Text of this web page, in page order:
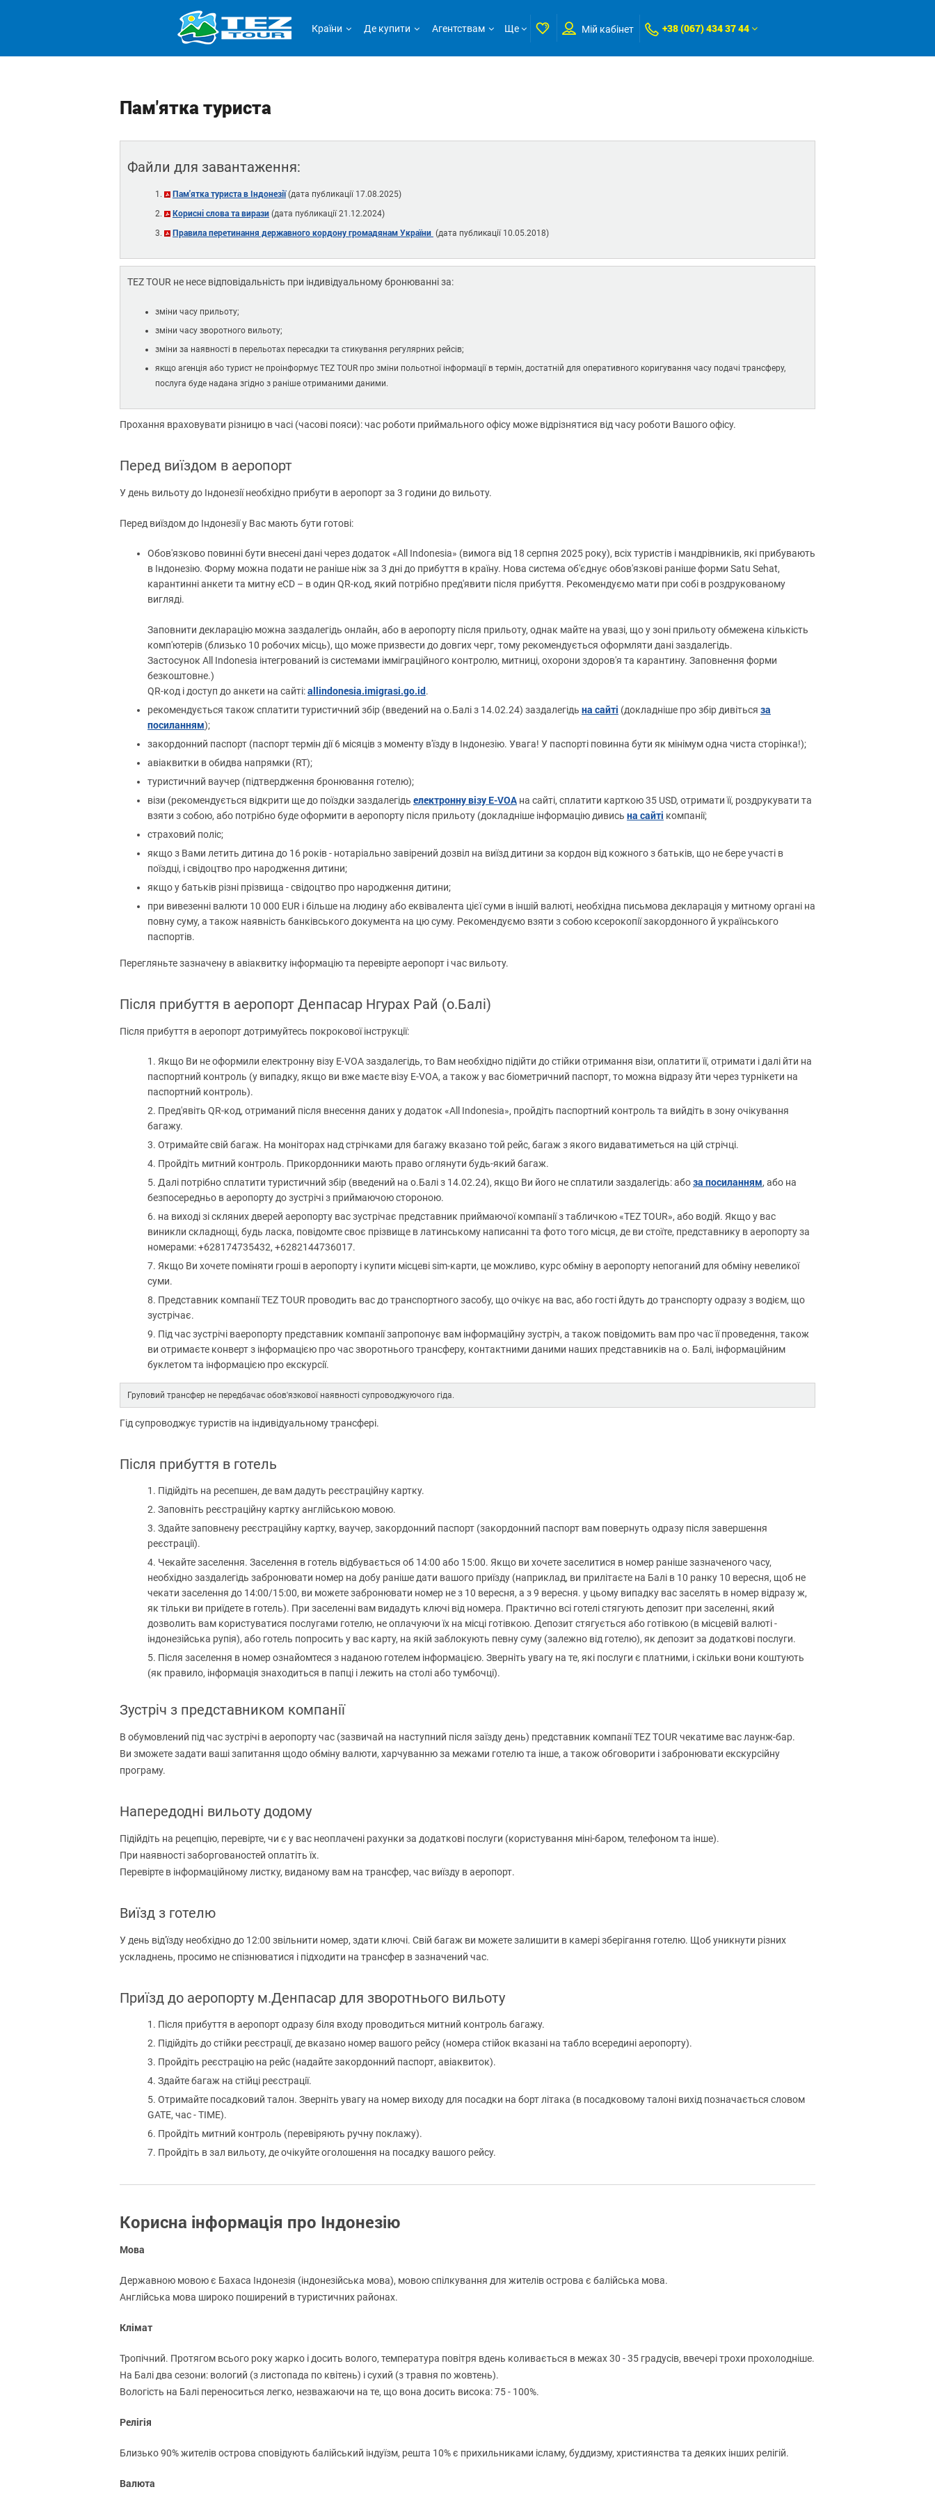
Країни Де купити Агентствам Ще Мій кабінет +38 (067) 434 37 44
Пам'ятка туриста
Файли для завантаження:
Пам'ятка туриста в Індонезії(дата публикації 17.08.2025)
Корисні слова та вирази (дата публикації 21.12.2024)
Правила перетинання державного кордону громадянам України (дата публикації 10.05.2018)
TEZ TOUR не несе відповідальність при індивідуальному бронюванні за:
зміни часу прильоту;
зміни часу зворотного вильоту;
зміни за наявності в перельотах пересадки та стикування регулярних рейсів;
якщо агенція або турист не проінформує TEZ TOUR про зміни польотної інформації в термін, достатній для оперативного коригування часу подачі трансферу,
послуга буде надана згідно з раніше отриманими даними.
Прохання враховувати різницю в часі (часові пояси): час роботи приймального офісу може відрізнятися від часу роботи Вашого офісу.
Перед виїздом в аеропорт
У день вильоту до Індонезії необхідно прибути в аеропорт за 3 години до вильоту.
Перед виїздом до Індонезії у Вас мають бути готові:
Обов'язково повинні бути внесені дані через додаток «All Indonesia» (вимога від 18 серпня 2025 року), всіх туристів і мандрівників, які прибувають
в Індонезію. Форму можна подати не раніше ніж за 3 дні до прибуття в країну. Нова система об'єднує обов'язкові раніше форми Satu Sehat,
карантинні анкети та митну eCD – в один QR-код, який потрібно пред'явити після прибуття. Рекомендуємо мати при собі в роздрукованому
вигляді.
Заповнити декларацію можна заздалегідь онлайн, або в аеропорту після прильоту, однак майте на увазі, що у зоні прильоту обмежена кількість
комп'ютерів (близько 10 робочих місць), що може призвести до довгих черг, тому рекомендується оформляти дані заздалегідь.
Застосунок All Indonesia інтегрований із системами імміграційного контролю, митниці, охорони здоров'я та карантину. Заповнення форми
безкоштовне.)
QR-код і доступ до анкети на сайті:allindonesia.imigrasi.go.id.
рекомендується також сплатити туристичний збір (введений на о.Балі з 14.02.24) заздалегідь на сайті (докладніше про збір дивіться за
посиланням);
закордонний паспорт (паспорт термін дії 6 місяців з моменту в'їзду в Індонезію. Увага! У паспорті повинна бути як мінімум одна чиста сторінка!);
авіаквитки в обидва напрямки (RT);
туристичний ваучер (підтвердження бронювання готелю);
візи (рекомендується відкрити ще до поїздки заздалегідь електронну візу E-VOA на сайті, сплатити карткою 35 USD, отримати її, роздрукувати та
взяти з собою, або потрібно буде оформити в аеропорту після прильоту (докладніше інформацію дивись на сайті компанії;
страховий поліс;
якщо з Вами летить дитина до 16 років - нотаріально завірений дозвіл на виїзд дитини за кордон від кожного з батьків, що не бере участі в
поїздці, і свідоцтво про народження дитини;
якщо у батьків різні прізвища - свідоцтво про народження дитини;
при вивезенні валюти 10 000 EUR і більше на людину або еквівалента цієї суми в іншій валюті, необхідна письмова декларація у митному органі на
повну суму, а також наявність банківського документа на цю суму. Рекомендуємо взяти з собою ксерокопії закордонного й українського
паспортів.
Перегляньте зазначену в авіаквитку інформацію та перевірте аеропорт і час вильоту.
Після прибуття в аеропорт Денпасар Нгурах Рай (о.Балі)
Після прибуття в аеропорт дотримуйтесь покрокової інструкції:
Якщо Ви не оформили електронну візу E-VOA заздалегідь, то Вам необхідно підійти до стійки отримання візи, оплатити її, отримати і далі йти на
паспортний контроль (у випадку, якщо ви вже маєте візу E-VOA, а також у вас біометричний паспорт, то можна відразу йти через турнікети на
паспортний контроль).
Пред'явіть QR-код, отриманий після внесення даних у додаток «All Indonesia», пройдіть паспортний контроль та вийдіть в зону очікування
багажу.
Отримайте свій багаж. На моніторах над стрічками для багажу вказано той рейс, багаж з якого видаватиметься на цій стрічці.
Пройдіть митний контроль. Прикордонники мають право оглянути будь-який багаж.
Далі потрібно сплатити туристичний збір (введений на о.Балі з 14.02.24), якщо Ви його не сплатили заздалегідь: абоза посиланням, або на
безпосередньо в аеропорту до зустрічі з приймаючою стороною.
на виході зі скляних дверей аеропорту вас зустрічає представник приймаючої компанії з табличкою «TEZ TOUR», або водій. Якщо у вас
виникли складнощі, будь ласка, повідомте своє прізвище в латинському написанні та фото того місця, де ви стоїте, представнику в аеропорту за
номерами: +628174735432, +6282144736017.
Якщо Ви хочете поміняти гроші в аеропорту і купити місцеві sim-карти, це можливо, курс обміну в аеропорту непоганий для обміну невеликої
суми.
Представник компанії TEZ TOUR проводить вас до транспортного засобу, що очікує на вас, або гості йдуть до транспорту одразу з водієм, що
зустрічає.
Під час зустрічі ваеропорту представник компанії запропонує вам інформаційну зустріч, а також повідомить вам про час її проведення, також
ви отримаєте конверт з інформацією про час зворотнього трансферу, контактними даними наших представників на о. Балі, інформаційним
буклетом та інформацією про екскурсії.
Груповий трансфер не передбачає обов'язкової наявності супроводжуючого гіда.
Гід супроводжує туристів на індивідуальному трансфері.
Після прибуття в готель
Підійдіть на ресепшен, де вам дадуть реєстраційну картку.
Заповніть реєстраційну картку англійською мовою.
Здайте заповнену реєстраційну картку, ваучер, закордонний паспорт (закордонний паспорт вам повернуть одразу після завершення
реєстрації).
Чекайте заселення. Заселення в готель відбувається об 14:00 або 15:00. Якщо ви хочете заселитися в номер раніше зазначеного часу,
необхідно заздалегідь забронювати номер на добу раніше дати вашого приїзду (наприклад, ви прилітаєте на Балі в 10 ранку 10 вересня, щоб не
чекати заселення до 14:00/15:00, ви можете забронювати номер не з 10 вересня, а з 9 вересня. у цьому випадку вас заселять в номер відразу ж,
як тільки ви приїдете в готель). При заселенні вам видадуть ключі від номера. Практично всі готелі стягують депозит при заселенні, який
дозволить вам користуватися послугами готелю, не оплачуючи їх на місці готівкою. Депозит стягується або готівкою (в місцевій валюті -
індонезійська рупія), або готель попросить у вас карту, на якій заблокують певну суму (залежно від готелю), як депозит за додаткові послуги.
Після заселення в номер ознайомтеся з наданою готелем інформацією. Зверніть увагу на те, які послуги є платними, і скільки вони коштують
(як правило, інформація знаходиться в папці і лежить на столі або тумбочці).
Зустріч з представником компанії
В обумовлений під час зустрічі в аеропорту час (зазвичай на наступний після заїзду день) представник компанії TEZ TOUR чекатиме вас лаунж-бар.
Ви зможете задати ваші запитання щодо обміну валюти, харчуванню за межами готелю та інше, а також обговорити і забронювати екскурсійну
програму.
Напередодні вильоту додому
Підійдіть на рецепцію, перевірте, чи є у вас неоплачені рахунки за додаткові послуги (користування міні-баром, телефоном та інше).
При наявності заборгованостей оплатіть їх.
Перевірте в інформаційному листку, виданому вам на трансфер, час виїзду в аеропорт.
Виїзд з готелю
У день від'їзду необхідно до 12:00 звільнити номер, здати ключі. Свій багаж ви можете залишити в камері зберігання готелю. Щоб уникнути різних
ускладнень, просимо не спізнюватися і підходити на трансфер в зазначений час.
Приїзд до аеропорту м.Денпасар для зворотнього вильоту
Після прибуття в аеропорт одразу біля входу проводиться митний контроль багажу.
Підійдіть до стійки реєстрації, де вказано номер вашого рейсу (номера стійок вказані на табло всередині аеропорту).
Пройдіть реєстрацію на рейс (надайте закордонний паспорт, авіаквиток).
Здайте багаж на стійці реєстрації.
Отримайте посадковий талон. Зверніть увагу на номер виходу для посадки на борт літака (в посадковому талоні вихід позначається словом
GATE, час - TIME).
Пройдіть митний контроль (перевіряють ручну поклажу).
Пройдіть в зал вильоту, де очікуйте оголошення на посадку вашого рейсу.
Корисна інформація про Індонезію
Мова
Державною мовою є Бахаса Індонезія (індонезійська мова), мовою спілкування для жителів острова є балійська мова.
Англійська мова широко поширений в туристичних районах.
Клімат
Тропічний. Протягом всього року жарко і досить волого, температура повітря вдень коливається в межах 30 - 35 градусів, ввечері трохи прохолодніше.
На Балі два сезони: вологий (з листопада по квітень) і сухий (з травня по жовтень).
Вологість на Балі переноситься легко, незважаючи на те, що вона досить висока: 75 - 100%.
Релігія
Близько 90% жителів острова сповідують балійський індуїзм, решта 10% є прихильниками ісламу, буддизму, християнства та деяких інших релігій.
Валюта